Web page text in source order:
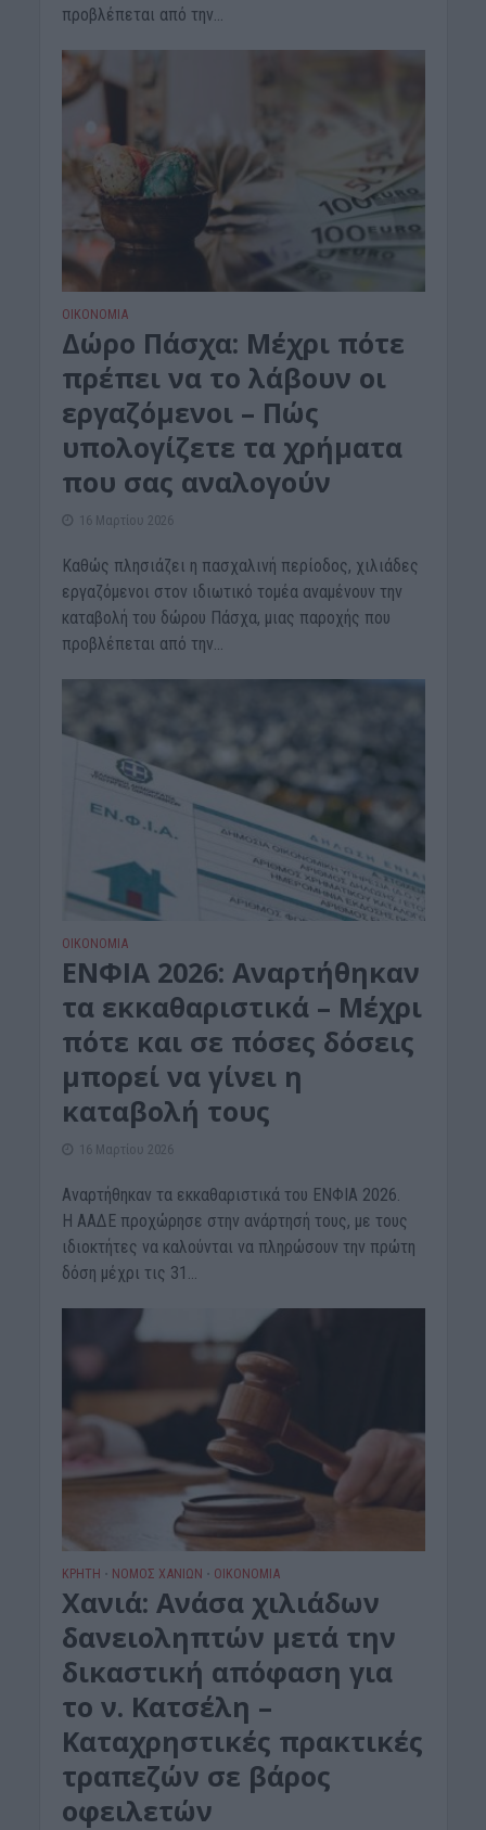
προβλέπεται από την...
ΟΙΚΟΝΟΜΙΑ
Δώρο Πάσχα: Μέχρι πότε
πρέπει να το λάβουν οι
εργαζόμενοι – Πώς
υπολογίζετε τα χρήματα
που σας αναλογούν
16 Μαρτίου 2026
Καθώς πλησιάζει η πασχαλινή περίοδος, χιλιάδες
εργαζόμενοι στον ιδιωτικό τομέα αναμένουν την
καταβολή του δώρου Πάσχα, μιας παροχής που
προβλέπεται από την...
ΟΙΚΟΝΟΜΙΑ
ΕΝΦΙΑ 2026: Αναρτήθηκαν
τα εκκαθαριστικά – Μέχρι
πότε και σε πόσες δόσεις
μπορεί να γίνει η
καταβολή τους
16 Μαρτίου 2026
Αναρτήθηκαν τα εκκαθαριστικά του ΕΝΦΙΑ 2026.
Η ΑΑΔΕ προχώρησε στην ανάρτησή τους, με τους
ιδιοκτήτες να καλούνται να πληρώσουν την πρώτη
δόση μέχρι τις 31...
ΚΡΗΤΗ • ΝΟΜΌΣ ΧΑΝΊΩΝ • ΟΙΚΟΝΟΜΙΑ
Χανιά: Ανάσα χιλιάδων
δανειοληπτών μετά την
δικαστική απόφαση για
το ν. Κατσέλη –
Καταχρηστικές πρακτικές
τραπεζών σε βάρος
οφειλετών